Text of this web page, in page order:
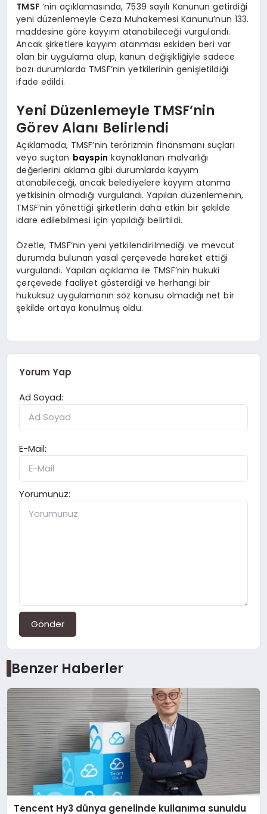
TMSF ‘nin açıklamasında, 7539 sayılı Kanunun getirdiği
yeni düzenlemeyle Ceza Muhakemesi Kanunu’nun 133.
maddesine göre kayyım atanabileceği vurgulandı.
Ancak şirketlere kayyım atanması eskiden beri var
olan bir uygulama olup, kanun değişikliğiyle sadece
bazı durumlarda TMSF’nin yetkilerinin genişletildiği
ifade edildi.
Yeni Düzenlemeyle TMSF’nin
Görev Alanı Belirlendi
Açıklamada, TMSF’nin terörizmin finansmanı suçları
veya suçtan bayspin kaynaklanan malvarlığı
değerlerini aklama gibi durumlarda kayyım
atanabileceği, ancak belediyelere kayyım atanma
yetkisinin olmadığı vurgulandı. Yapılan düzenlemenin,
TMSF’nin yönettiği şirketlerin daha etkin bir şekilde
idare edilebilmesi için yapıldığı belirtildi.
Özetle, TMSF’nin yeni yetkilendirilmediği ve mevcut
durumda bulunan yasal çerçevede hareket ettiği
vurgulandı. Yapılan açıklama ile TMSF’nin hukuki
çerçevede faaliyet gösterdiği ve herhangi bir
hukuksuz uygulamanın söz konusu olmadığı net bir
şekilde ortaya konulmuş oldu.
Yorum Yap
Ad Soyad:
E-Mail:
Yorumunuz:
Gönder
Benzer Haberler
Tencent Hy3 dünya genelinde kullanıma sunuldu